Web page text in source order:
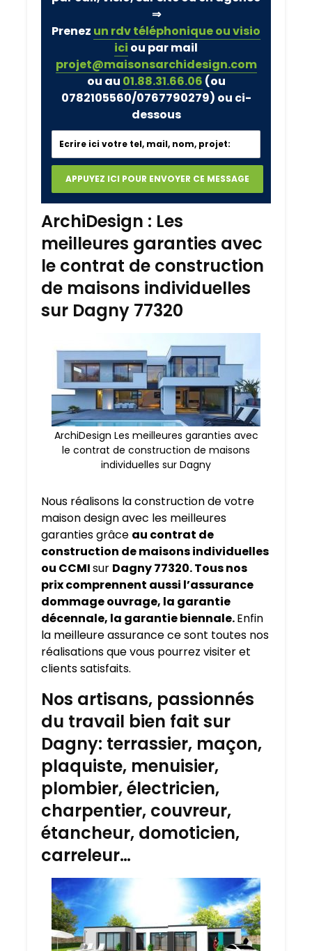
⇒
Prenez un rdv téléphonique ou visio
ici ou par mail
projet@maisonsarchidesign.com
ou au 01.88.31.66.06 (ou
0782105560/0767790279) ou ci-
dessous
ArchiDesign : Les
meilleures garanties avec
le contrat de construction
de maisons individuelles
sur Dagny 77320
ArchiDesign Les meilleures garanties avec
le contrat de construction de maisons
individuelles sur Dagny
Nous réalisons la construction de votre
maison design avec les meilleures
garanties grâce au contrat de
construction de maisons individuelles
ou CCMIsur Dagny 77320. Tous nos
prix comprennent aussi l’assurance
dommage ouvrage, la garantie
décennale, la garantie biennale.Enfin
la meilleure assurance ce sont toutes nos
réalisations que vous pourrez visiter et
clients satisfaits.
Nos artisans, passionnés
du travail bien fait sur
Dagny: terrassier, maçon,
plaquiste, menuisier,
plombier, électricien,
charpentier, couvreur,
étancheur, domoticien,
carreleur…